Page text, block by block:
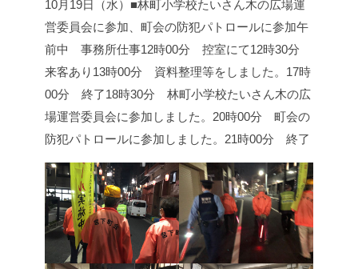
10月19日（水）■林町小学校たいさん木の広場運
営委員会に参加、町会の防犯パトロールに参加午
前中 事務所仕事12時00分 控室にて12時30分
来客あり 13時00分 資料整理等をしました。 17時
00分 終了18時30分 林町小学校たいさん木の広
場運営委員会に参加しました。 20時00分 町会の
防犯パトロールに参加しました。 21時00分 終了